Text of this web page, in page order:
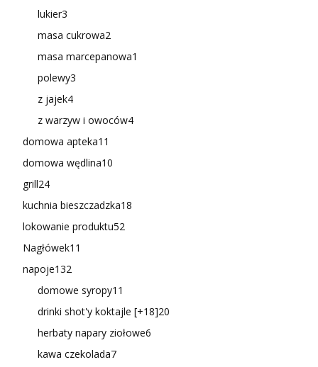
lukier3
masa cukrowa2
masa marcepanowa1
polewy3
z jajek4
z warzyw i owoców4
domowa apteka11
domowa wędlina10
grill24
kuchnia bieszczadzka18
lokowanie produktu52
Nagłówek11
napoje132
domowe syropy11
drinki shot'y koktajle [+18]20
herbaty napary ziołowe6
kawa czekolada7